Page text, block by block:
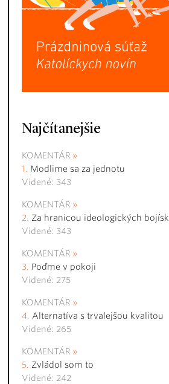
Najčítanejšie
KOMENTÁR
Modlime sa za jednotu
Videné: 343
KOMENTÁR
Za hranicou ideologických bojísk
Videné: 343
KOMENTÁR
Poďme v pokoji
Videné: 275
KOMENTÁR
Alternatíva s trvalejšou kvalitou
Videné: 265
KOMENTÁR
Zvládol som to
Videné: 242